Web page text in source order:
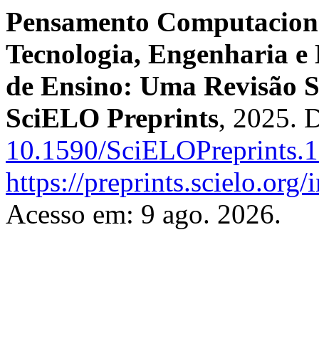
Pensamento
Tecnologia, Engenharia
de Ensino: Uma Revisão
SciELO Preprints, 2025.
10.1590/
https://
Acesso em: 9 ago. 2026.